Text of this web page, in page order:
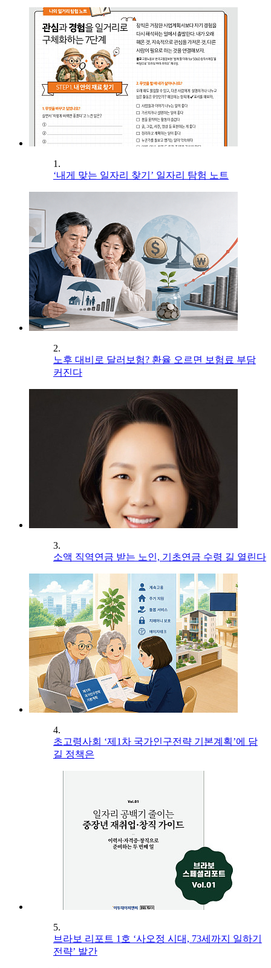
1.
‘내게 맞는 일자리 찾기’ 일자리 탐험 노트
2.
노후 대비로 달러보험? 환율 오르면 보험료 부담
커진다
3.
소액 직역연금 받는 노인, 기초연금 수령 길 열린다
4.
초고령사회 ‘제1차 국가인구전략 기본계획’에 담
길 정책은
5.
브라보 리포트 1호 ‘사오정 시대, 73세까지 일하기
전략’ 발간